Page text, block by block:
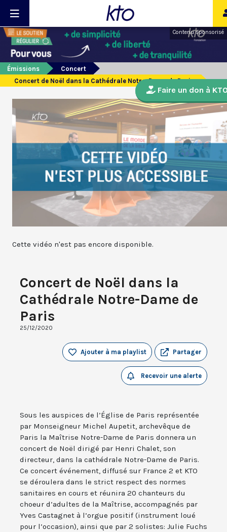
Contenu sponsorisé
Émissions
Concert
Concert de Noël dans la Cathédrale Notre-Dame de Paris
Cette vidéo n'est pas encore disponible.
Concert de Noël dans la
Cathédrale Notre-Dame de
Paris
25/12/2020
Partager
Ajouter à ma playlist
Recevoir une alerte
Sous les auspices de l’Église de Paris représentée
par Monseigneur Michel Aupetit, archevêque de
Paris la Maîtrise Notre-Dame de Paris donnera un
concert de Noël dirigé par Henri Chalet, son
directeur, dans la cathédrale Notre-Dame de Paris.
Ce concert événement, diffusé sur France 2 et KTO
se déroulera dans le strict respect des normes
sanitaires en cours et réunira 20 chanteurs du
choeur d’adultes de la Maîtrise, accompagnés par
Yves Castagnet à l’orgue positif (instrument loué
pour l’occasion), ainsi que par 2 solistes: Julie Fuchs
Faire un don à